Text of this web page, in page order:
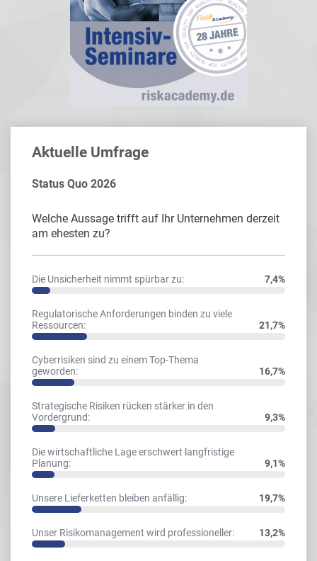
Aktuelle Umfrage
Status Quo 2026
Welche Aussage trifft auf Ihr Unternehmen derzeit
am ehesten zu?
Die Unsicherheit nimmt spürbar zu: 7,4%
Regulatorische Anforderungen binden zu viele
Ressourcen:
21,7%
Cyberrisiken sind zu einem Top-Thema
geworden:
16,7%
Strategische Risiken rücken stärker in den
Vordergrund:
9,3%
Die wirtschaftliche Lage erschwert langfristige
Planung:
9,1%
Unsere Lieferketten bleiben anfällig: 19,7%
Unser Risikomanagement wird professioneller: 13,2%